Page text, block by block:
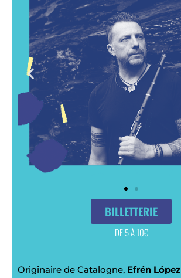
BILLETTERIE
DE 5 À 10€
Originaire de Catalogne, Efrén López